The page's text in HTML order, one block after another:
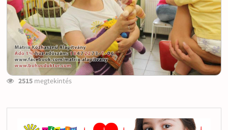
2515megtekintés